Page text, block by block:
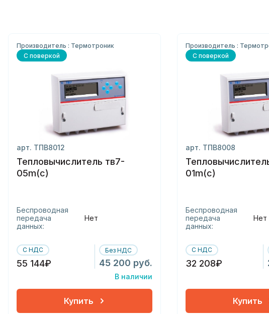
Производитель : Термотроник
С поверкой
арт. ТПВ8012
Тепловычислитель тв7-
05m(с)
Беспроводная
передача
данных:
Нет
С НДС
55 144₽
Без НДС
45 200 руб.
В наличии
Купить
Производитель :
С поверкой
арт. ТПВ8008
01m(с)
Беспроводная
передача
данных:
Нет
С НДС
32 208₽
Купить